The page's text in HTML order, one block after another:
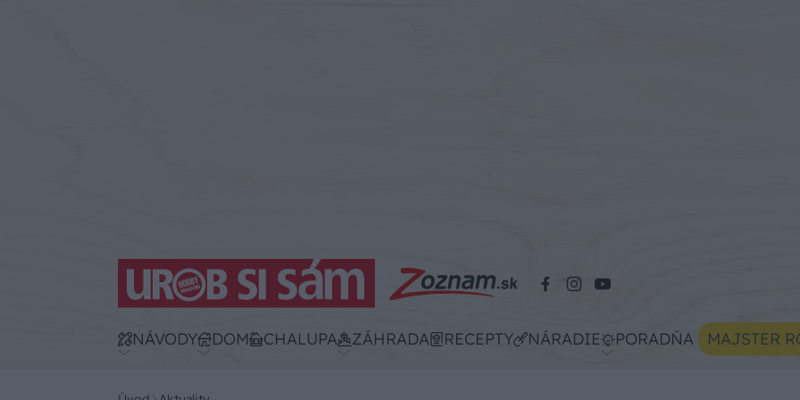
NÁVODY DOM CHALUPA ZÁHRADA RECEPTY NÁRADIE PORADŇA MAJSTER